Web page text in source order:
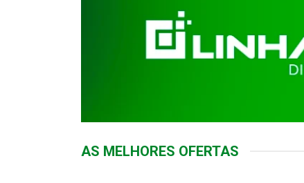
AS MELHORES OFERTAS